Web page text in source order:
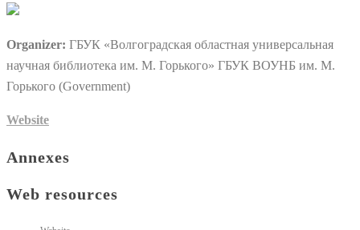
Organizer: ГБУК «Волгоградская областная универсальная
научная библиотека им. М. Горького» ГБУК ВОУНБ им. М.
Горького (Government)
Website
Annexes
Web resources